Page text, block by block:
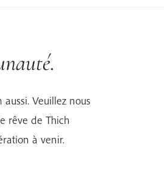
Veuillez nous
rêve de Thich
à venir.